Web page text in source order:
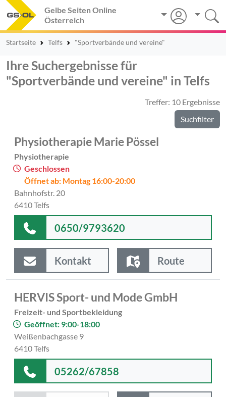
Gelbe Seiten Online
Österreich
Startseite Telfs "Sportverbände und vereine"
Ihre Suchergebnisse für
"Sportverbände und vereine" in Telfs
Treffer: 10 Ergebnisse
Suchfilter
Physiotherapie Marie Pössel
Physiotherapie
Geschlossen
Öffnet ab: Montag 16:00-20:00
Bahnhofstr. 20
6410 Telfs
0650/9793620
Kontakt Route
HERVIS Sport- und Mode GmbH
Freizeit- und Sportbekleidung
Geöffnet: 9:00-18:00
Weißenbachgasse 9
6410 Telfs
05262/67858